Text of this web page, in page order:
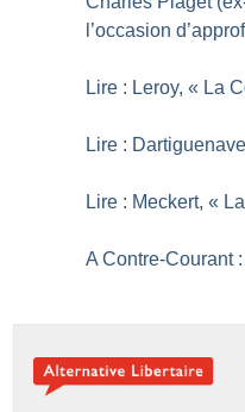
l’occasion
Lire : Leroy, « La
Lire :
Lire : Meckert, «
A Contre-Courant